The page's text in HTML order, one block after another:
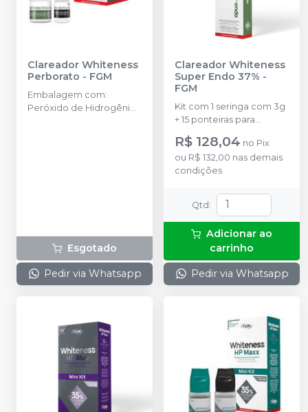
Clareador Whiteness
Perborato - FGM
Embalagem com:
Peróxido de Hidrogênio
Esgotado
Pedir via Whatsapp
Clareador Whiteness
Super Endo 37% -
FGM
Kit com 1 seringa com 3g
+ 15 ponteiras para
aplicação do gel.
R$ 128,04 no Pix
ou R$ 132,00 nas demais
condições
Qtd :
Adicionar ao
carrinho
Pedir via Whatsapp